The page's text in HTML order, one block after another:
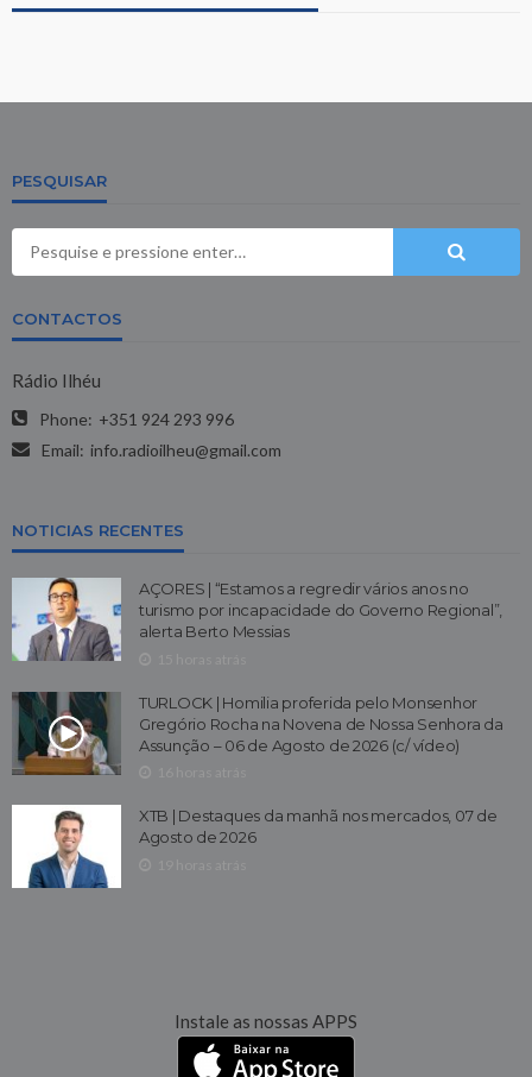
PESQUISAR
CONTACTOS
Rádio Ilhéu
Phone: +351 924 293 996
Email: info.radioilheu@gmail.com
NOTICIAS RECENTES
AÇORES | “Estamos a regredir vários anos no
turismo por incapacidade do Governo Regional”,
alerta Berto Messias
TURLOCK | Homilia proferida pelo Monsenhor
Gregório Rocha na Novena de Nossa Senhora da
Assunção – 06 de Agosto de 2026 (c/ vídeo)
XTB | Destaques da manhã nos mercados, 07 de
Agosto de 2026
Instale as nossas APPS